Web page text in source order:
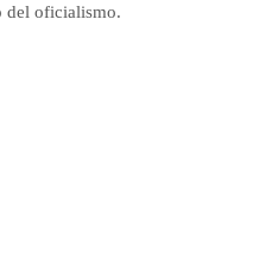
del oficialismo.